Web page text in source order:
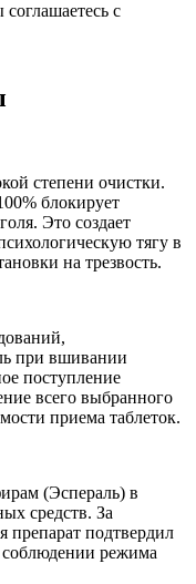
с
степени очистки.
блокирует
Это создает
тягу в
на трезвость.
при вшивании
поступление
всего выбранного
приема таблеток.
(Эспераль) в
средств. За
препарат подтвердил
соблюдении режима